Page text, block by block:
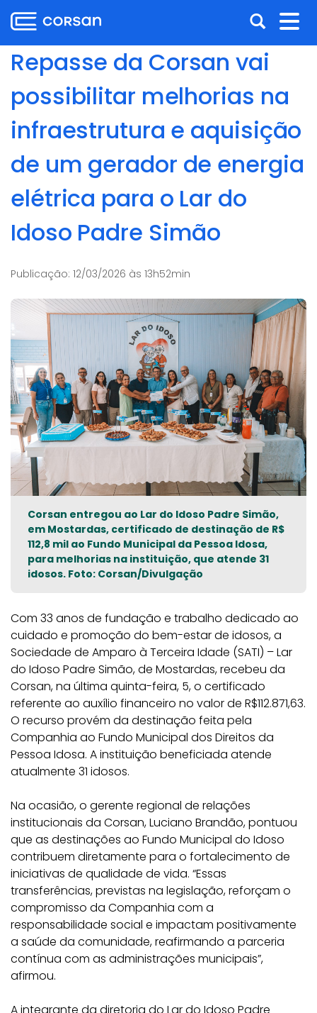
para
o
conteúdo
para
menu
para
busca
para
o
conteúdo
Abrir
a
busca
Repasse da Corsan vai
possibilitar melhorias na
infraestrutura e aquisição
de um gerador de energia
elétrica para o Lar do
Idoso Padre Simão
Publicação: 12/03/2026 às 13h52min
Corsan entregou ao Lar do Idoso Padre Simão,
em Mostardas, certificado de destinação de R$
112,8 mil ao Fundo Municipal da Pessoa Idosa,
para melhorias na instituição, que atende 31
idosos. Foto: Corsan/Divulgação
Com 33 anos de fundação e trabalho dedicado ao
cuidado e promoção do bem-estar de idosos, a
Sociedade de Amparo à Terceira Idade (SATI) – Lar
do Idoso Padre Simão, de Mostardas, recebeu da
Corsan, na última quinta-feira, 5, o certificado
referente ao auxílio financeiro no valor de R$112.871,63.
O recurso provém da destinação feita pela
Companhia ao Fundo Municipal dos Direitos da
Pessoa Idosa. A instituição beneficiada atende
atualmente 31 idosos.
Na ocasião, o gerente regional de relações
institucionais da Corsan, Luciano Brandão, pontuou
que as destinações ao Fundo Municipal do Idoso
contribuem diretamente para o fortalecimento de
iniciativas de qualidade de vida. “Essas
transferências, previstas na legislação, reforçam o
compromisso da Companhia com a
responsabilidade social e impactam positivamente
a saúde da comunidade, reafirmando a parceria
contínua com as administrações municipais”,
afirmou.